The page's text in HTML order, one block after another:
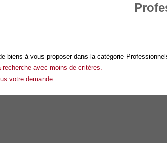
biens à vous proposer dans la catégorie
recherche avec moins de critères.
votre demande